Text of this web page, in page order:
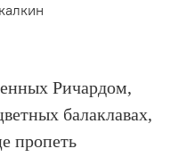
Ричардом,
балаклавах,
пропеть